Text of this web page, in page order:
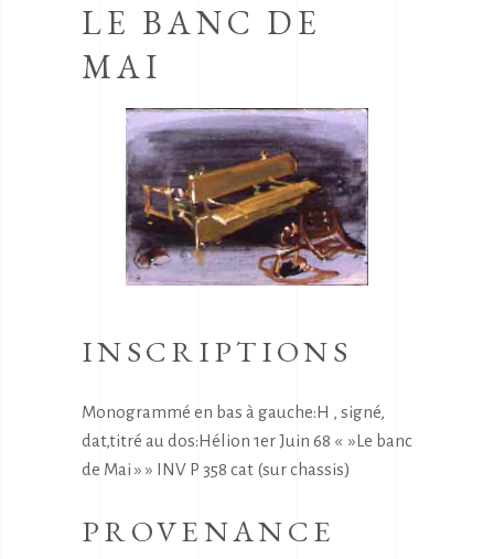
LE BANC DE
MAI
INSCRIPTIONS
Monogrammé en bas à gauche:H , signé,
dat,titré au dos:Hélion 1er Juin 68 « »Le banc
de Mai » » INV P 358 cat (sur chassis)
PROVENANCE